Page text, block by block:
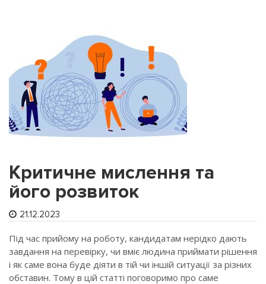
Критичне мислення та
його розвиток
21.12.2023
Під час прийому на роботу, кандидатам нерідко дають
завдання на перевірку, чи вміє людина приймати рішення
і як саме вона буде діяти в тій чи іншій ситуації за різних
обставин. Тому в цій статті поговоримо про саме